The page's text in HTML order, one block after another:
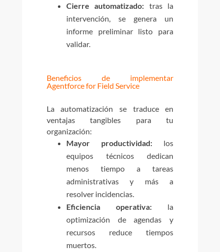
Cierre automatizado: tras la
intervención, se genera un
informe preliminar listo para
validar.
Beneficios de implementar
Agentforce for Field Service
La automatización se traduce en
ventajas tangibles para tu
organización:
Mayor productividad:los
equipos técnicos dedican
menos tiempo a tareas
administrativas y más a
resolver incidencias.
Eficiencia operativa:la
optimización de agendas y
recursos reduce tiempos
muertos.